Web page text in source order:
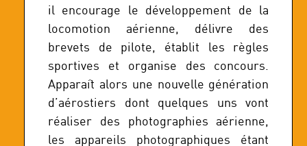
il encourage le développement de la
locomotion aérienne, délivre des
brevets de pilote, établit les règles
sportives et organise des concours.
Apparaît alors une nouvelle génération
d’aérostiers dont quelques uns vont
réaliser des photographies aérienne,
les appareils photographiques étant